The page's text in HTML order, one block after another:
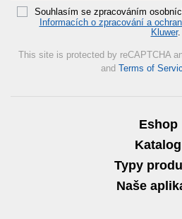
Souhlasím se zpracováním
Informacích o zpracování a
Kluwer.
This site is protected by reCAPTCHA
and Terms of
Eshop
Katalog
Typy
Naše